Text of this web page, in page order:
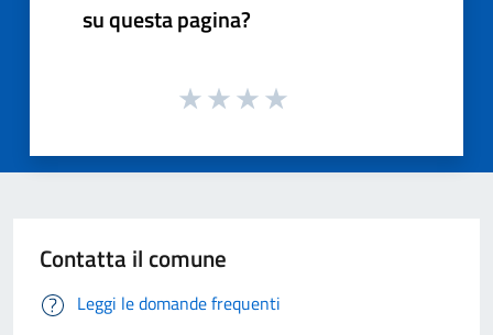
su questa pagina?
Contatta il comune
Leggi le domande frequenti